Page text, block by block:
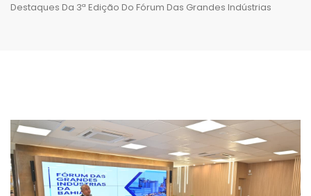
Destaques Da 3ª Edição Do Fórum Das Grandes Indústrias